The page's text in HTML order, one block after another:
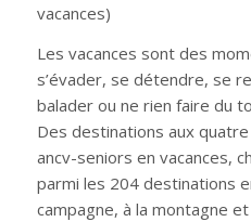
vacances)
Les vacances sont des
s’évader, se détendre, se
balader ou ne rien faire du
Des destinations aux quatre
ancv-seniors en vacances,
parmi les 204 destinations
campagne, à la montagne